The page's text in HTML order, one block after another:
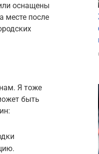
оснащены
месте после
Я тоже
быть